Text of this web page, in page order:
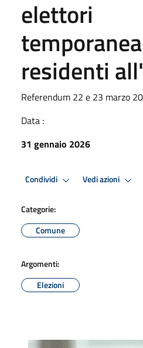
elettori
residenti
Referendum 22 e 23 marzo
Data :
31 gennaio 2026
Condividi Vedi azioni
Categorie:
Comune
Argomenti:
Elezioni